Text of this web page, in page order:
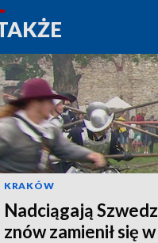
KRAKÓW
Nadciągają
znów zamienił się